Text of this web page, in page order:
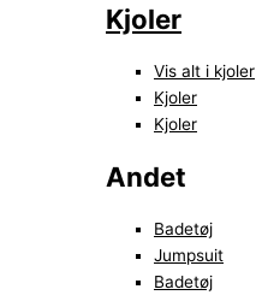
Kjoler
Vis alt i kjoler
Kjoler
Kjoler
Andet
Badetøj
Jumpsuit
Badetøj